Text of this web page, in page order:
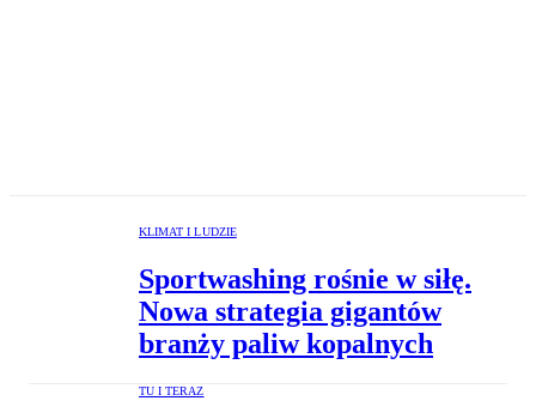
KLIMAT I LUDZIE
Sportwashing rośnie w siłę.
Nowa strategia gigantów
branży paliw kopalnych
TU I TERAZ